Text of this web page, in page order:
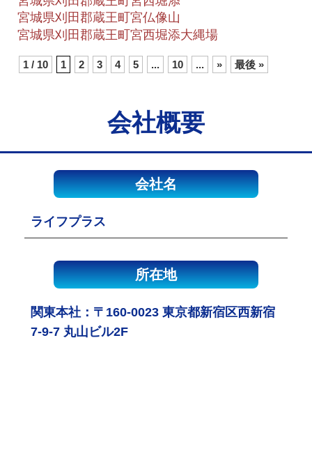
宮城県刈田郡蔵王町宮仏像山
宮城県刈田郡蔵王町宮西堀添大縄場
1 / 10 1 2 3 4 5 ... 10 ... » 最後 »
会社概要
会社名
ライフプラス
所在地
関東本社：〒160-0023 東京都新宿区西新宿
7-9-7 丸山ビル2F